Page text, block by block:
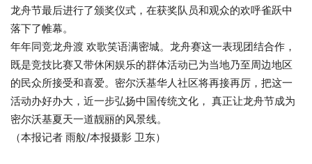
龙舟节最后进行了颁奖仪式，在获奖队员和观众的欢呼雀跃中
落下了帷幕。
年年同竞龙舟渡 欢歌笑语满密城。龙舟赛这一表现团结合作，
既是竞技比赛又带休闲娱乐的群体活动已为当地乃至周边地区
的民众所接受和喜爱。密尔沃基华人社区将再接再厉，把这一
活动办好办大，近一步弘扬中国传统文化， 真正让龙舟节成为
密尔沃基夏天一道靓丽的风景线。
（本报记者 雨舣/本报摄影 卫东）